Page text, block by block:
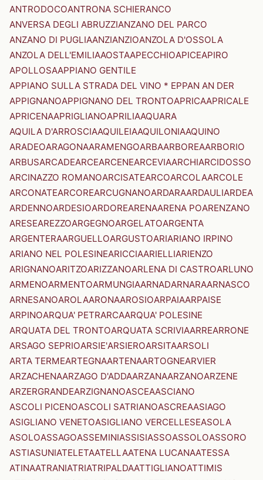
ANTRODOCOANTRONA SCHIERANCO
ANVERSA DEGLI ABRUZZIANZANO DEL PARCO
ANZANO DI PUGLIAANZIANZIOANZOLA D'OSSOLA
ANZOLA DELL'EMILIAAOSTAAPECCHIOAPICEAPIRO
APOLLOSAAPPIANO GENTILE
APPIANO SULLA STRADA DEL VINO * EPPAN AN DER
APPIGNANOAPPIGNANO DEL TRONTOAPRICAAPRICALE
APRICENAAPRIGLIANOAPRILIAAQUARA
AQUILA D'ARROSCIAAQUILEIAAQUILONIAAQUINO
ARADEOARAGONAARAMENGOARBAARBOREAARBORIO
ARBUSARCADEARCEARCENEARCEVIAARCHIARCIDOSSO
ARCINAZZO ROMANOARCISATEARCOARCOLAARCOLE
ARCONATEARCOREARCUGNANOARDARAARDAULIARDEA
ARDENNOARDESIOARDOREARENAARENA POARENZANO
ARESEAREZZOARGEGNOARGELATOARGENTA
ARGENTERAARGUELLOARGUSTOARIARIANO IRPINO
ARIANO NEL POLESINEARICCIAARIELLIARIENZO
ARIGNANOARITZOARIZZANOARLENA DI CASTROARLUNO
ARMENOARMENTOARMUNGIAARNADARNARAARNASCO
ARNESANOAROLAARONAAROSIOARPAIAARPAISE
ARPINOARQUA' PETRARCAARQUA' POLESINE
ARQUATA DEL TRONTOARQUATA SCRIVIAARREARRONE
ARSAGO SEPRIOARSIE'ARSIEROARSITAARSOLI
ARTA TERMEARTEGNAARTENAARTOGNEARVIER
ARZACHENAARZAGO D'ADDAARZANAARZANOARZENE
ARZERGRANDEARZIGNANOASCEAASCIANO
ASCOLI PICENOASCOLI SATRIANOASCREAASIAGO
ASIGLIANO VENETOASIGLIANO VERCELLESEASOLA
ASOLOASSAGOASSEMINIASSISIASSOASSOLOASSORO
ASTIASUNIATELETAATELLAATENA LUCANAATESSA
ATINAATRANIATRIATRIPALDAATTIGLIANOATTIMIS